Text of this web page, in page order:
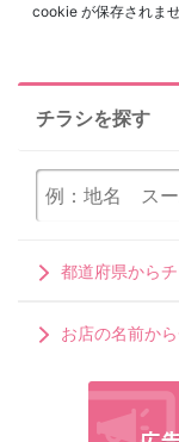
cookie が保存されま
チラシを探す
都道府県から
お店の名前か